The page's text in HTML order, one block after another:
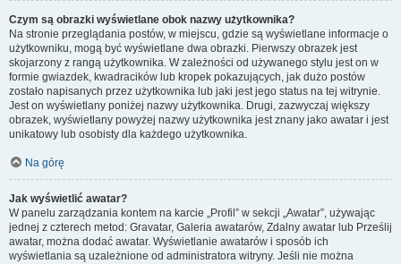
Czym są obrazki wyświetlane obok nazwy użytkownika?
Na stronie przeglądania postów, w miejscu, gdzie są wyświetlane informacje o
użytkowniku, mogą być wyświetlane dwa obrazki. Pierwszy obrazek jest
skojarzony z rangą użytkownika. W zależności od używanego stylu jest on w
formie gwiazdek, kwadracików lub kropek pokazujących, jak dużo postów
zostało napisanych przez użytkownika lub jaki jest jego status na tej witrynie.
Jest on wyświetlany poniżej nazwy użytkownika. Drugi, zazwyczaj większy
obrazek, wyświetlany powyżej nazwy użytkownika jest znany jako awatar i jest
unikatowy lub osobisty dla każdego użytkownika.
Na górę
Jak wyświetlić awatar?
W panelu zarządzania kontem na karcie „Profil” w sekcji „Awatar”, używając
jednej z czterech metod: Gravatar, Galeria awatarów, Zdalny awatar lub Prześlij
awatar, można dodać awatar. Wyświetlanie awatarów i sposób ich
wyświetlania są uzależnione od administratora witryny. Jeśli nie można